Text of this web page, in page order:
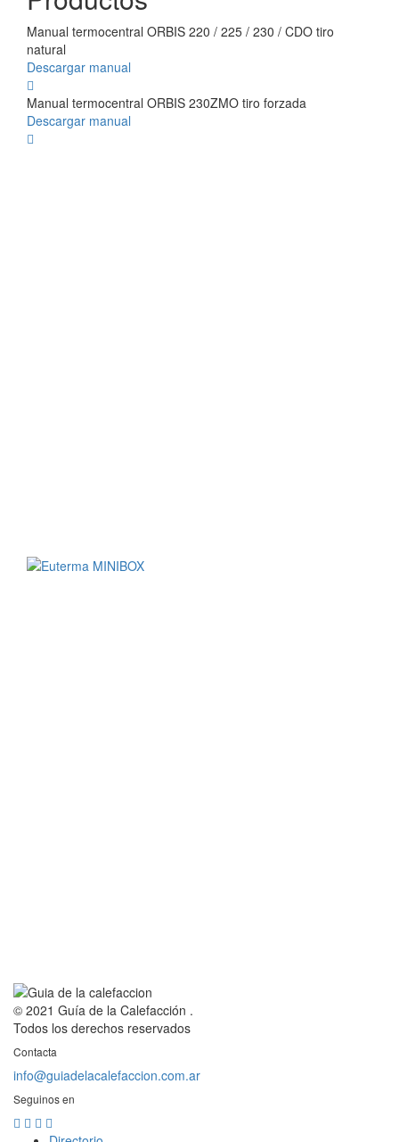
Manual termocentral ORBIS 220 / 225 / 230 / CDO tiro
natural
Descargar manual
Manual termocentral ORBIS 230ZMO tiro forzada
Descargar manual
© 2021 Guía de la Calefacción .
Todos los derechos reservados
Contacta
info@guiadelacalefaccion.com.ar
Seguinos en